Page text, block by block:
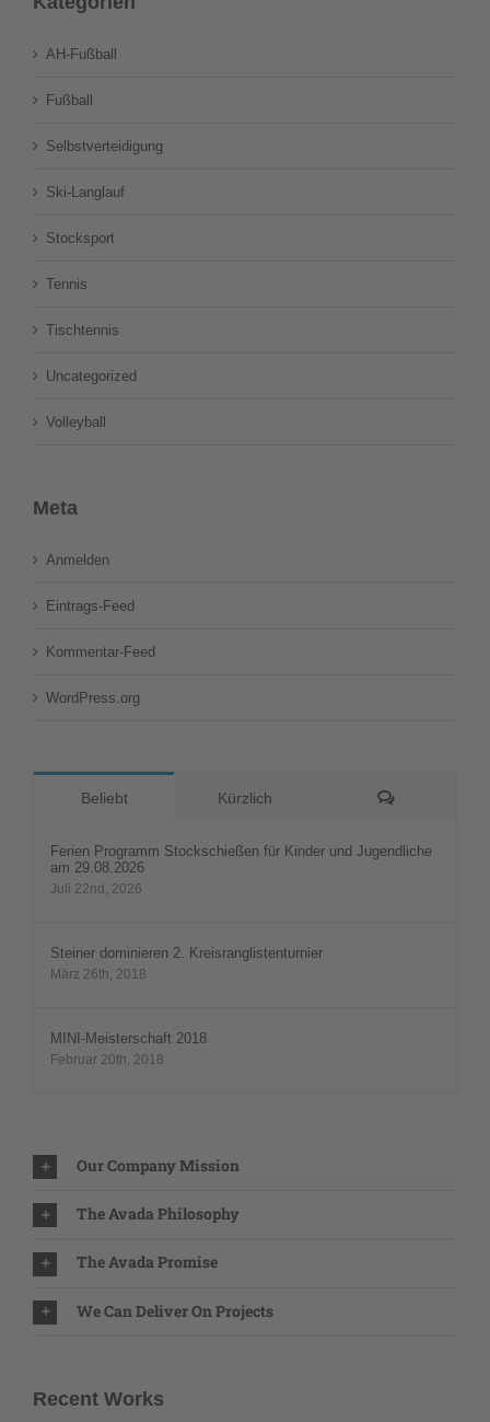
AH-Fußball
Fußball
Selbstverteidigung
Ski-Langlauf
Stocksport
Tennis
Tischtennis
Uncategorized
Volleyball
Meta
Anmelden
Eintrags-Feed
Kommentar-Feed
WordPress.org
Beliebt Kürzlich Kommentare
Ferien Programm Stockschießen für Kinder und Jugendliche
am 29.08.2026
Juli 22nd, 2026
Steiner dominieren 2. Kreisranglistenturnier
März 26th, 2018
MINI-Meisterschaft 2018
Februar 20th, 2018
Our Company Mission
The Avada Philosophy
The Avada Promise
We Can Deliver On Projects
Recent Works